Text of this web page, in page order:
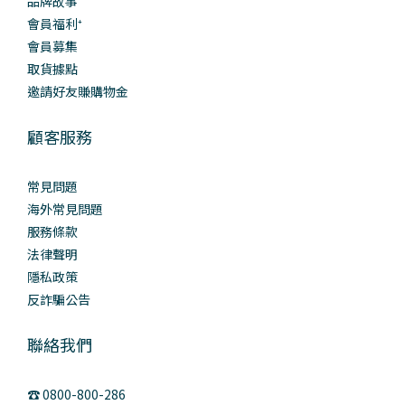
會員福利⁺
會員募集
取貨據點
邀請好友賺購物金
顧客服務
常見問題
海外常見問題
服務條款
法律聲明
隱私政策
反詐騙公告
聯絡我們
☎️ 0800-800-286